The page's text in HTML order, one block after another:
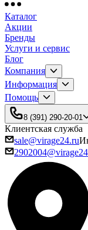
Каталог
Акции
Бренды
Услуги и сервис
Блог
Компания
Информация
Помощь
8 (391) 290-20-01
Клиентская служба
sale@virage24.ru